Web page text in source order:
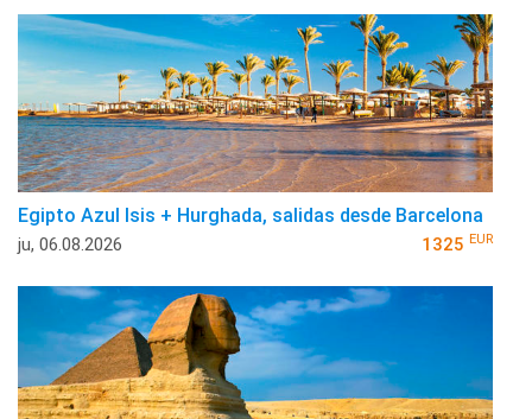
Egipto Azul Isis + Hurghada, salidas desde Barcelona
ju, 06.08.2026 1325 EUR